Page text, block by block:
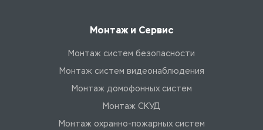
Монтаж и Сервис
Монтаж систем безопасности
Монтаж систем видеонаблюдения
Монтаж домофонных систем
Монтаж СКУД
Монтаж охранно-пожарных систем